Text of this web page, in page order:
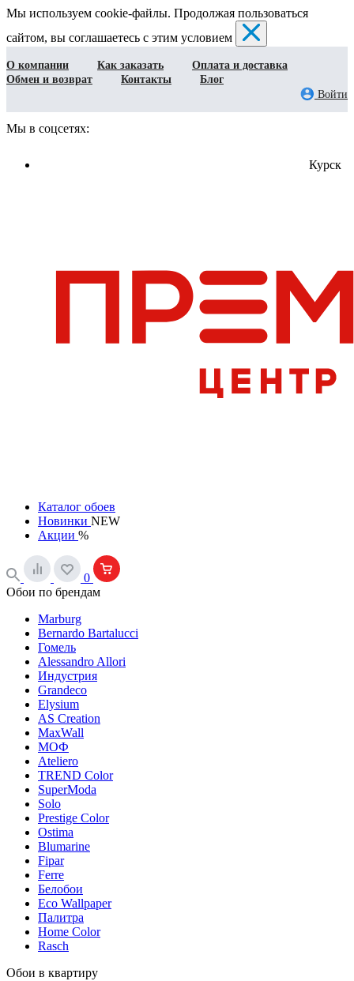
Мы используем cookie-файлы. Продолжая пользоваться
сайтом, вы соглашаетесь с этим условием
О компании Как заказать
Оплата и доставка
Обмен и возврат
Контакты
Блог
Войти
Мы в соцсетях:
Курск
Каталог обоев
Новинки NEW
Акции %
0
Обои по брендам
Marburg
Bernardo Bartalucci
Гомель
Alessandro Allori
Индустрия
Grandeco
Elysium
AS Creation
MaxWall
МОФ
Ateliero
TREND Color
SuperModa
Solo
Prestige Color
Ostima
Blumarine
Fipar
Ferre
Белобои
Eco Wallpaper
Палитра
Home Color
Rasch
Обои в квартиру